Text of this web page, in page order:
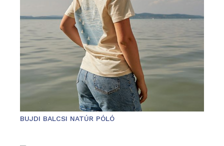
BUJDI BALCSI NATÚR PÓLÓ